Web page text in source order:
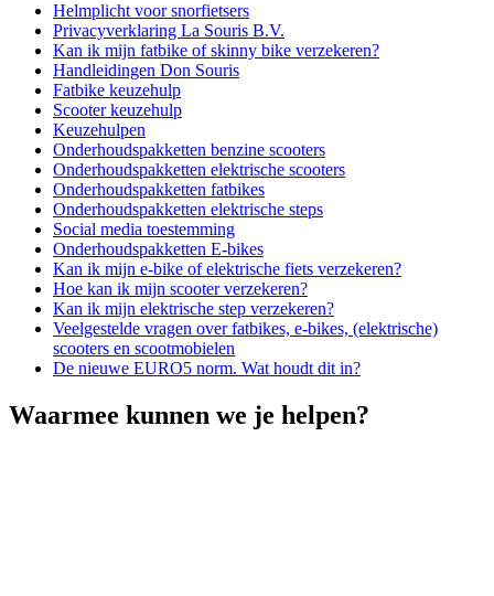
Helmplicht voor snorfietsers
Privacyverklaring La Souris B.V.
Kan ik mijn fatbike of skinny bike verzekeren?
Handleidingen Don Souris
Fatbike keuzehulp
Scooter keuzehulp
Keuzehulpen
Onderhoudspakketten benzine scooters
Onderhoudspakketten elektrische scooters
Onderhoudspakketten fatbikes
Onderhoudspakketten elektrische steps
Social media toestemming
Onderhoudspakketten E-bikes
Kan ik mijn e-bike of elektrische fiets verzekeren?
Hoe kan ik mijn scooter verzekeren?
Kan ik mijn elektrische step verzekeren?
Veelgestelde vragen over fatbikes, e-bikes, (elektrische)
scooters en scootmobielen
De nieuwe EURO5 norm. Wat houdt dit in?
Waarmee kunnen we je helpen?